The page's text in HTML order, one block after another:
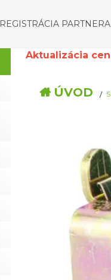
REGISTRÁCIA PARTNERA
Aktualizácia
ÚVOD